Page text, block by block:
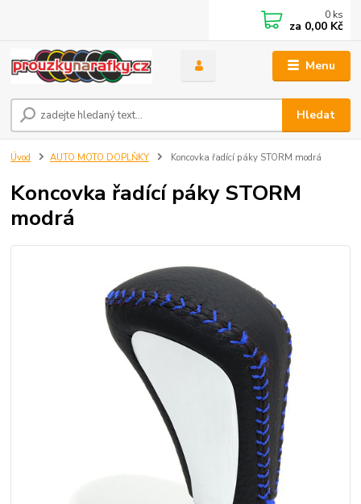
Menu
Hledat
0 ks
za 0,00 Kč
Úvod AUTO MOTO DOPLŇKY Koncovka řadící páky STORM modrá
Koncovka řadící páky STORM
modrá